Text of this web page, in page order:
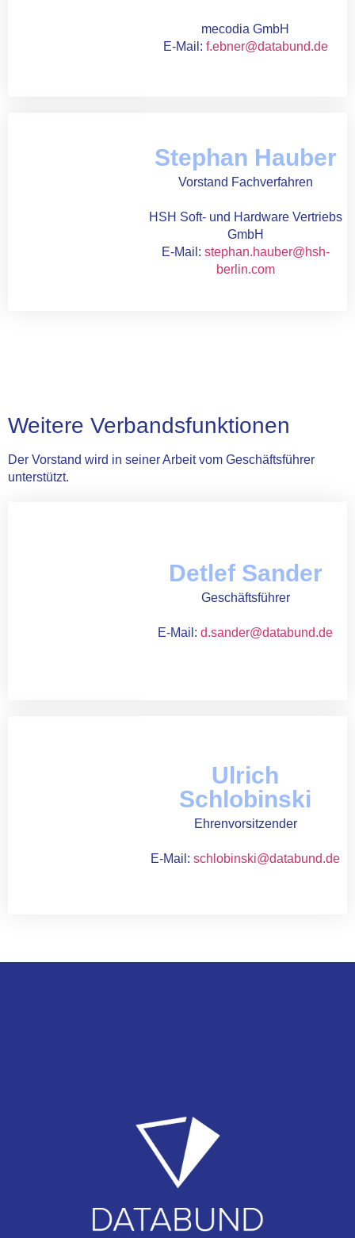
mecodia GmbH
E-Mail: f.ebner@databund.de
Stephan Hauber
Vorstand Fachverfahren
HSH Soft- und Hardware Vertriebs
GmbH
E-Mail: stephan.hauber@hsh-
berlin.com
Weitere Verbandsfunktionen
Der Vorstand wird in seiner Arbeit vom Geschäftsführer
unterstützt.
Detlef Sander
Geschäftsführer
E-Mail:d.sander@databund.de
Ulrich
Schlobinski
Ehrenvorsitzender
E-Mail:schlobinski@databund.de